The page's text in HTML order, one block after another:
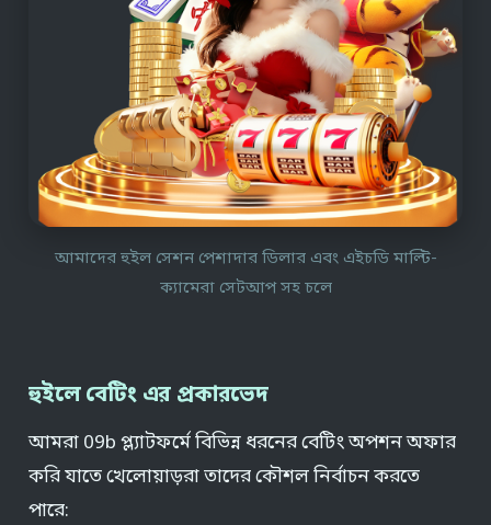
আমাদের হুইল সেশন পেশাদার ডিলার এবং এইচডি মাল্টি-
ক্যামেরা সেটআপ সহ চলে
হুইলে বেটিং এর প্রকারভেদ
আমরা 09b প্ল্যাটফর্মে বিভিন্ন ধরনের বেটিং অপশন অফার
করি যাতে খেলোয়াড়রা তাদের কৌশল নির্বাচন করতে
পারে: